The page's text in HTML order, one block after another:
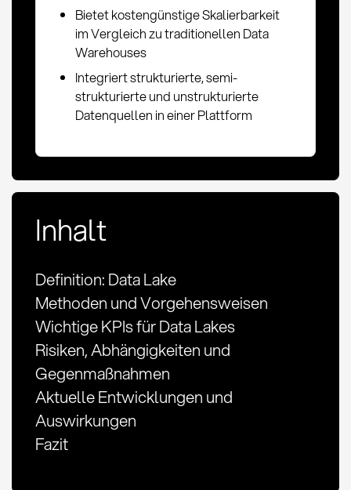
Bietet kostengünstige Skalierbarkeit
im Vergleich zu traditionellen Data
Warehouses
Integriert strukturierte, semi-
strukturierte und unstrukturierte
Datenquellen in einer Plattform
Inhalt
Definition: Data Lake
Methoden und Vorgehensweisen
Wichtige KPIs für Data Lakes
Risiken, Abhängigkeiten und
Gegenmaßnahmen
Aktuelle Entwicklungen und
Auswirkungen
Fazit